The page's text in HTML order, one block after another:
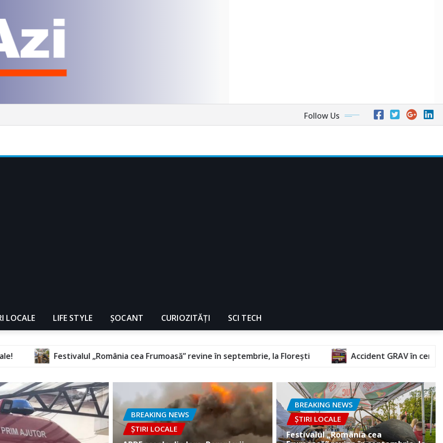
Follow Us
LOCALE LIFE STYLE ȘOCANT CURIOZITĂȚI SCI TECH
„România cea Frumoasă” revine în septembrie, la Florești Accident GRAV în centrul orașului. O femeie
BREAKING NEWS
ȘTIRI LOCALE
BREAKING NEWS
ȘTIRI LOCALE
Festivalul „România cea